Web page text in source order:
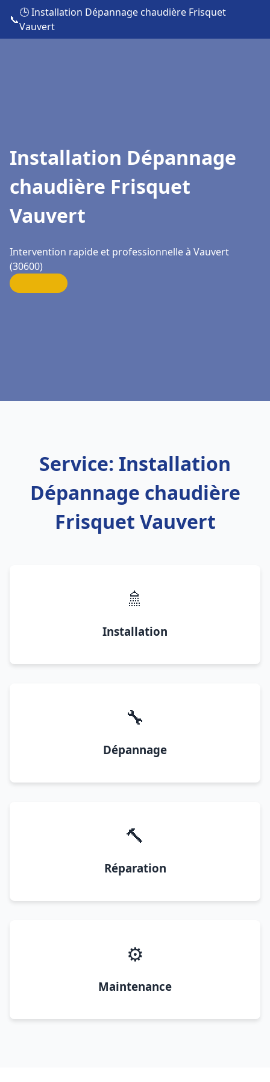
📞
🕒 Installation Dépannage chaudière Frisquet
Vauvert
Installation Dépannage
chaudière Frisquet
Vauvert
Intervention rapide et professionnelle à Vauvert
(30600)
Service: Installation
Dépannage chaudière
Frisquet Vauvert
🚿
Installation
🔧
Dépannage
🔨
Réparation
⚙️
Maintenance